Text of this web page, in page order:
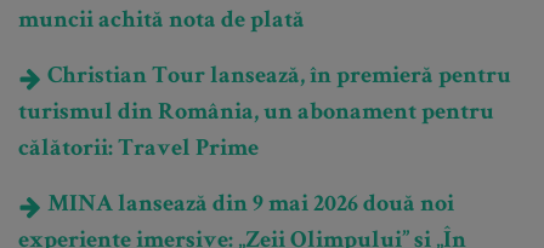
muncii achită nota de plată
Christian Tour lansează, în premieră pentru
turismul din România, un abonament pentru
călătorii: Travel Prime
MINA lansează din 9 mai 2026 două noi
experiențe imersive: „Zeii Olimpului” și „În